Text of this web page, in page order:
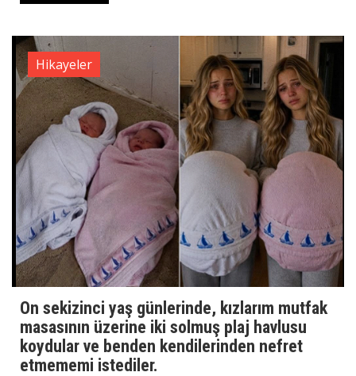
Hikayeler
On sekizinci yaş günlerinde, kızlarım mutfak
masasının üzerine iki solmuş plaj havlusu
koydular ve benden kendilerinden nefret
etmememi istediler.